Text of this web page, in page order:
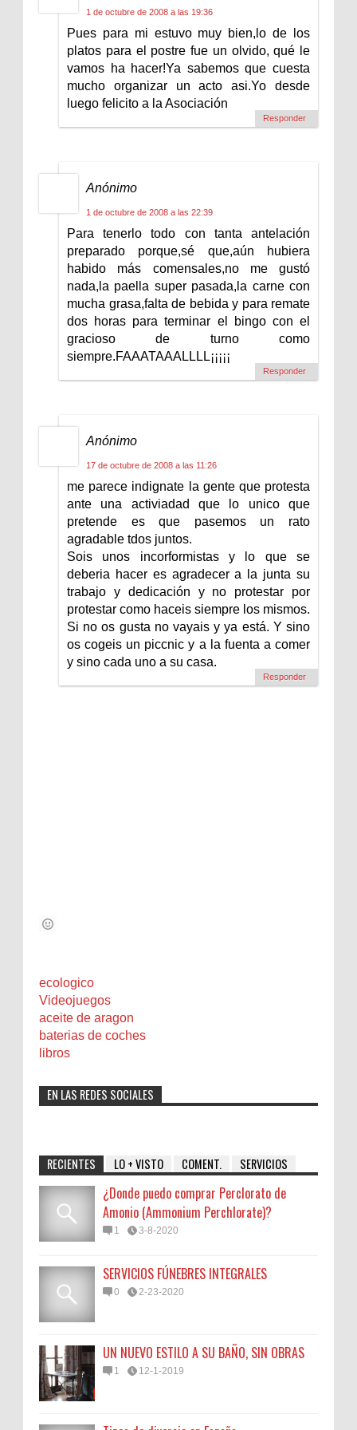
1 de octubre de 2008 a las 19:36
Pues para mi estuvo muy bien,lo de los
platos para el postre fue un olvido, qué le
vamos ha hacer!Ya sabemos que cuesta
mucho organizar un acto asi.Yo desde
luego felicito a la Asociación
Responder
Anónimo
1 de octubre de 2008 a las 22:39
Para tenerlo todo con tanta antelación
preparado porque,sé que,aún hubiera
habido más comensales,no me gustó
nada,la paella super pasada,la carne con
mucha grasa,falta de bebida y para remate
dos horas para terminar el bingo con el
gracioso de turno como
siempre.FAAATAAALLLL¡¡¡¡¡
Responder
Anónimo
17 de octubre de 2008 a las 11:26
me parece indignate la gente que protesta
ante una activiadad que lo unico que
pretende es que pasemos un rato
agradable tdos juntos.
Sois unos incorformistas y lo que se
deberia hacer es agradecer a la junta su
trabajo y dedicación y no protestar por
protestar como haceis siempre los mismos.
Si no os gusta no vayais y ya está. Y sino
os cogeis un piccnic y a la fuenta a comer
y sino cada uno a su casa.
Responder
ecologico
Videojuegos
aceite de aragon
baterias de coches
libros
EN LAS REDES SOCIALES
RECIENTES LO + VISTO COMENT. SERVICIOS
¿Donde puedo comprar Perclorato de
Amonio (Ammonium Perchlorate)?
1 3-8-2020
SERVICIOS FÚNEBRES INTEGRALES
0 2-23-2020
UN NUEVO ESTILO A SU BAÑO, SIN OBRAS
1 12-1-2019